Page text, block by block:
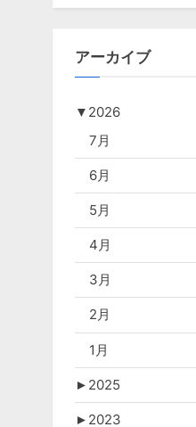
アーカイブ
▼ 2026
7月
6月
5月
4月
3月
2月
1月
► 2025
► 2023